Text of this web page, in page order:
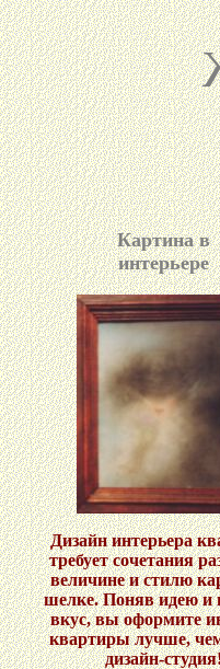
Картина в
интерьере
Дизайн интерьера
требует сочетания
величине и стилю
шелке. Поняв идею и
вкус, вы оформите
квартиры лучше,
дизайн-